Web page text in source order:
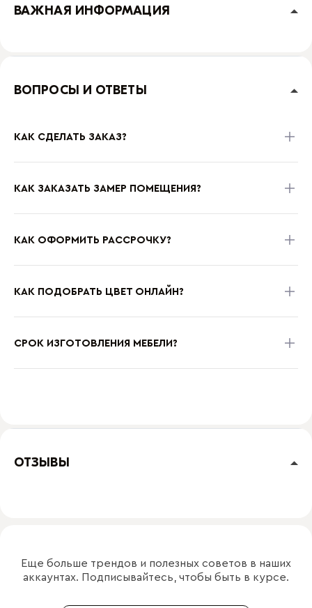
ВАЖНАЯ ИНФОРМАЦИЯ
ВОПРОСЫ И ОТВЕТЫ
КАК СДЕЛАТЬ ЗАКАЗ?
КАК ЗАКАЗАТЬ ЗАМЕР ПОМЕЩЕНИЯ?
КАК ОФОРМИТЬ РАССРОЧКУ?
КАК ПОДОБРАТЬ ЦВЕТ ОНЛАЙН?
СРОК ИЗГОТОВЛЕНИЯ МЕБЕЛИ?
ОТЗЫВЫ
Еще больше трендов и полезных советов в наших
аккаунтах. Подписывайтесь, чтобы быть в курсе.